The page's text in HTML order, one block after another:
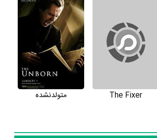
اگر در مورد بیوگرافی Rachel Brosnahan نکات بیشتری می‌دانید حتما برای ما ارسال کنید تا کمکی بزرگ به همه مخاطبان و طرفداران Rachel
Brosnahan کرده باشید. مثلا اگر اطلاعاتی دقیق‌تر در مورد بیوگرافی Rachel Brosnahan، آثار Rachel Brosnahan، جوایز Rachel Brosnahan،
وضعیت تأهل و همسر Rachel Brosnahan، فرزندان Rachel Brosnahan، حواشی Rachel Brosnahan و کودکی Rachel Brosnahan می‌دانید حتما
The Fixer متولدنشده